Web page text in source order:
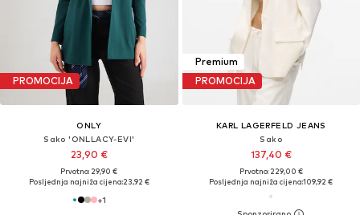
PROMOCIJA
ONLY
Sako 'ONLLACY-EVI'
23,90 €
Prvotno: 29,90 €
Posljednja najniža cijena:23,92 €
+1
Premium
PROMOCIJA
KARL LAGERFELD JEANS
Sako
137,40 €
Prvotno: 229,00 €
Posljednja najniža cijena:109,92 €